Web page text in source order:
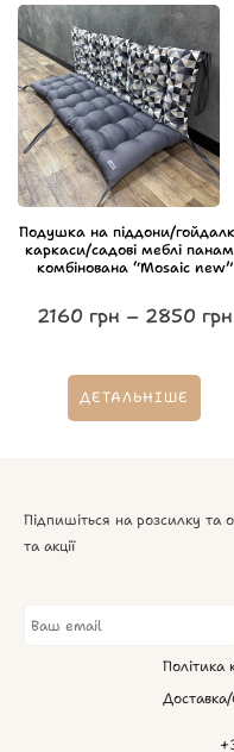
Подушка на піддони/
каркаси/садові меблі
комбінована “Mosaic new”
2160 грн – 2850 грн
ДЕТАЛЬНІШЕ
Підпишіться на розсилку
та акції
Політика